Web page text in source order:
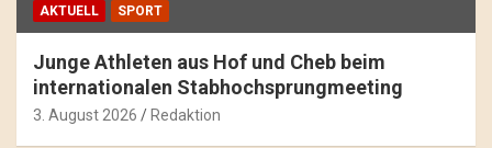
AKTUELL SPORT
Junge Athleten aus Hof und Cheb beim
internationalen Stabhochsprungmeeting
3. August 2026 Redaktion